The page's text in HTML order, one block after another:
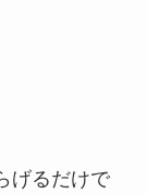
げるだけで